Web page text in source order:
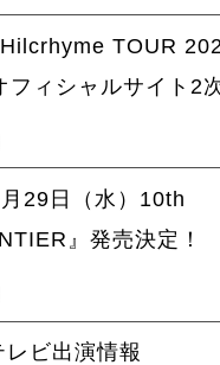
Hilcrhyme TOUR
フィシャルサイト2
29日（水）10th
』発売決定！
レビ出演情報